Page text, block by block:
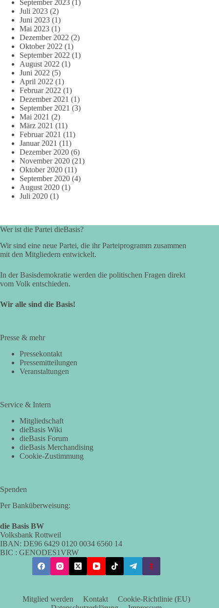
September 2023 (1)
Juli 2023 (2)
Juni 2023 (1)
Mai 2023 (1)
Dezember 2022 (2)
Oktober 2022 (1)
September 2022 (1)
August 2022 (1)
Juni 2022 (5)
April 2022 (1)
Februar 2022 (1)
Dezember 2021 (1)
September 2021 (3)
Mai 2021 (2)
März 2021 (11)
Februar 2021 (11)
Januar 2021 (11)
Dezember 2020 (6)
November 2020 (21)
Oktober 2020 (11)
September 2020 (4)
August 2020 (1)
Juli 2020 (1)
Wer ist die Partei dieBasis?
Wir sind eine neue Partei, die ihr Parteiprogramm zusammen
mit den Mitgliedern entwickelt.
In der Basisdemokratie werden die politischen Fragen direkt
vom Volk entschieden.
Wir alle sind die Basis!
Presse & mehr
Pressekontakt
Pressemitteilungen
Veranstaltungen
Service & Intern
Mitgliedschaft
dieBasis Wiki
dieBasis Forum
dieBasis Merchandising
Cookie-Zustimmung
Spenden
Per Banküberweisung:
die Basis BW
Volksbank Rottweil
IBAN: DE96 6429 0120 0034 6560 14
BIC : GENODES1VRW
Mitglied werden Kontakt
Cookie-Richtlinie (EU)